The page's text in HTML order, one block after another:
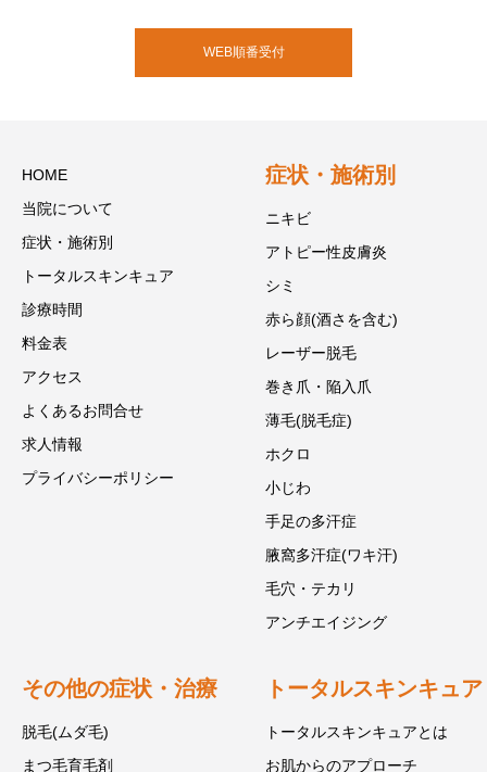
WEB順番受付
HOME
当院について
症状・施術別
トータルスキンキュア
診療時間
料金表
アクセス
よくあるお問合せ
求人情報
プライバシーポリシー
症状・施術別
ニキビ
アトピー性皮膚炎
シミ
赤ら顔(酒さを含む)
レーザー脱毛
巻き爪・陥入爪
薄毛(脱毛症)
ホクロ
小じわ
手足の多汗症
腋窩多汗症(ワキ汗)
毛穴・テカリ
アンチエイジング
その他の症状・治療
脱毛(ムダ毛)
まつ毛育毛剤
トータルスキンキュア
トータルスキンキュアとは
お肌からのアプローチ